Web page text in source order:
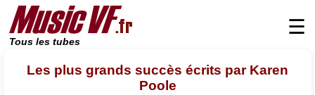
Tous les tubes
☰
Les plus grands succès écrits par Karen
Poole